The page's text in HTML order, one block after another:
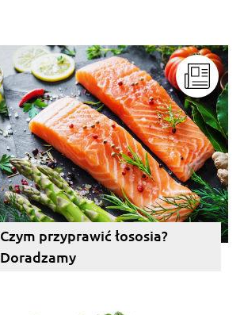
Czym przyprawić łososia?
Doradzamy